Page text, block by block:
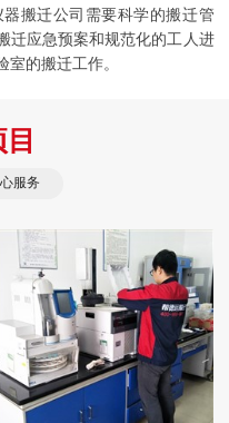
器搬迁公司需要科学的搬迁管
迁应急预案和规范化的工人进
的搬迁工作。
服务